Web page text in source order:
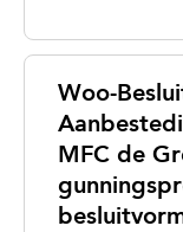
Woo-
MFC de